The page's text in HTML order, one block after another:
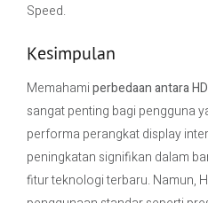
Speed.
Kesimpulan
Memahamiperbedaan antara
sangat penting bagi pengguna
performa perangkat display
peningkatan signifikan dalam
fitur teknologi terbaru. Namun,